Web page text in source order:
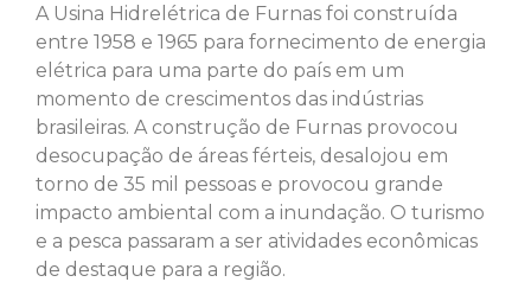
A Usina Hidrelétrica de Furnas foi construída
entre 1958 e 1965 para fornecimento de energia
elétrica para uma parte do país em um
momento de crescimentos das indústrias
brasileiras. A construção de Furnas provocou
desocupação de áreas férteis, desalojou em
torno de 35 mil pessoas e provocou grande
impacto ambiental com a inundação. O turismo
e a pesca passaram a ser atividades econômicas
de destaque para a região.